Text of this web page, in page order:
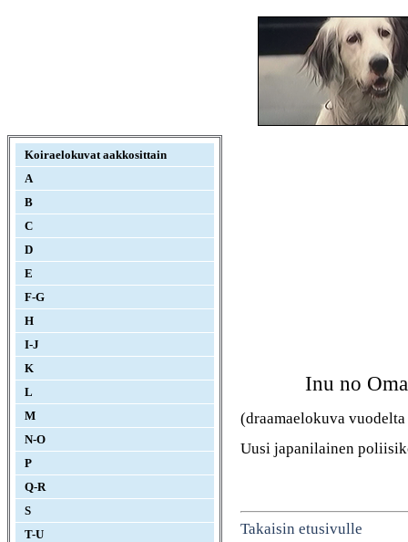
Koiraelokuvat aakkosittain
A
B
C
D
E
F-G
H
I-J
K
L
M
N-O
P
Q-R
S
T-U
Inu no
(draamaelokuva
Uusi japanilainen
Takaisin etusivulle